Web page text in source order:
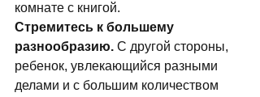
комнате с книгой.
Стремитесь к большему
разнообразию. С другой стороны,
ребенок, увлекающийся разными
делами и с большим количеством